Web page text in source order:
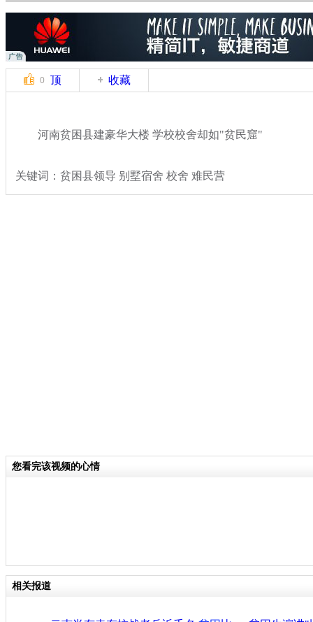
0 顶 收藏
河南贫困县建豪华大楼 学校校舍却如"贫民窟"
关键词：贫困县领导 别墅宿舍 校舍 难民营
您看完该视频的心情
相关报道